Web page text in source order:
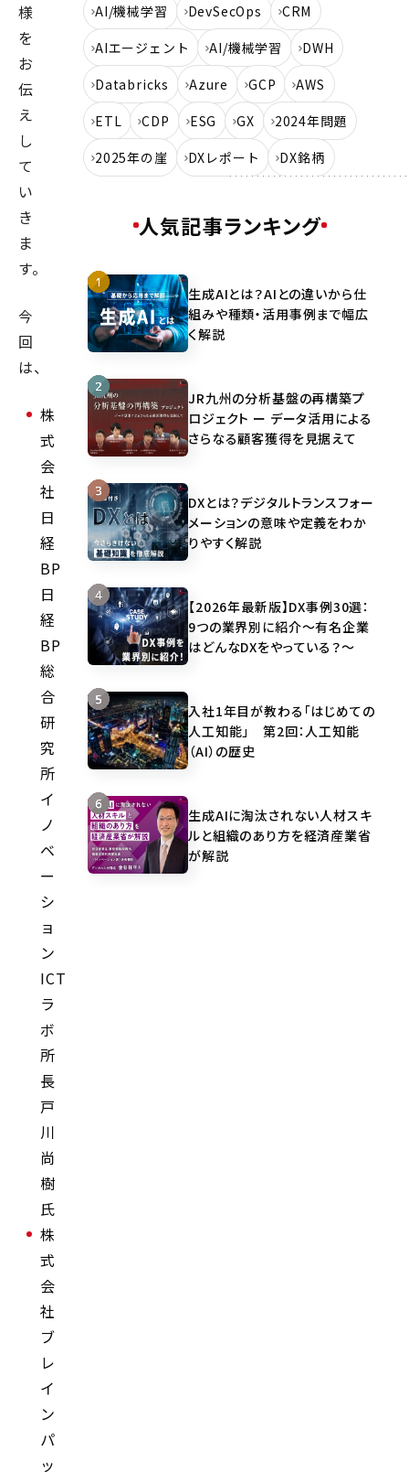
様
を
お
伝
え
し
て
い
き
ま
す。
今
回
は、
株
式
会
社
日
経
BP
日
経
BP
総
合
研
究
所
イ
ノ
ベ
ー
シ
ョ
ン
ICT
ラ
ボ
所
長
戸
川
尚
樹
氏
株
式
会
社
ブ
レ
イ
ン
パ
ッ
AI/機械学習
DevSecOps
CRM
AIエージェント
AI/機械学習
DWH
Databricks
Azure GCP
AWS
ETL
CDP ESG GX
2024年問題
2025年の崖
DXレポート DX銘柄
人気記事ランキング
生成AIとは？AIとの違いから仕
組みや種類・活用事例まで幅広
く解説
JR九州の分析基盤の再構築プ
ロジェクト ー データ活用による
さらなる顧客獲得を見据えて
DXとは？デジタルトランスフォー
メーションの意味や定義をわか
りやすく解説
【2026年最新版】DX事例30選：
9つの業界別に紹介～有名企業
はどんなDXをやっている？～
入社1年目が教わる「はじめての
人工知能」 第2回：人工知能
（AI）の歴史
生成AIに淘汰されない人材スキ
ルと組織のあり方を経済産業省
が解説